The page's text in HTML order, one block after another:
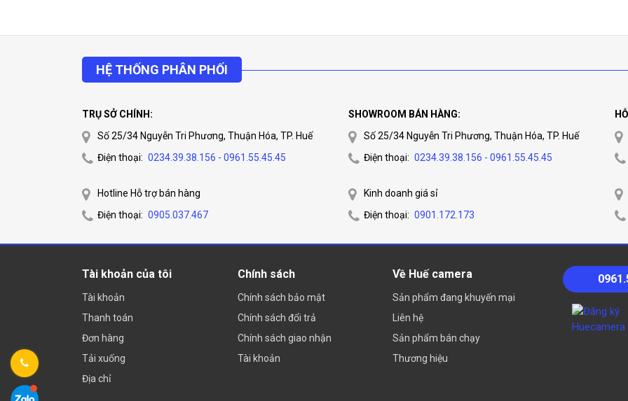
HỆ THỐNG PHÂN PHỐI
TRỤ SỞ CHÍNH:
Số 25/34 Nguyễn Tri Phương, Thuận Hóa, TP. Huế
Điện thoại: 0234.39.38.156 - 0961.55.45.45
Hotline Hỗ trợ bán hàng
Điện thoại: 0905.037.467
SHOWROOM BÁN HÀNG:
Số 25/34 Nguyễn Tri Phương, Thuận Hóa, TP. Huế
Điện thoại: 0234.39.38.156 - 0961.55.45.45
Kinh doanh giá sỉ
Điện thoại: 0901.172.173
Tài khoản của tôi
Tài khoản
Thanh toán
Đơn hàng
Tải xuống
Địa chỉ
Chính sách
Chính sách bảo mật
Chính sách đổi trả
Chính sách giao nhận
Tài khoản
Về Huế camera
Sản phẩm đang khuyến mại
Liên hệ
Sản phẩm bán chạy
Thương hiệu